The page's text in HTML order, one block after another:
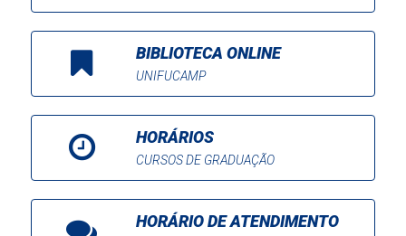
BIBLIOTECA ONLINE
UNIFUCAMP
HORÁRIOS
CURSOS DE GRADUAÇÃO
HORÁRIO DE ATENDIMENTO